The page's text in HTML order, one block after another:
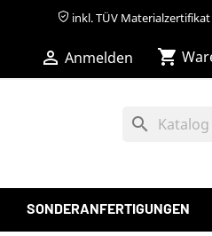
inkl. TÜV
 Anmelden shopping_cart
search
SONDERANFERTIGUNGEN